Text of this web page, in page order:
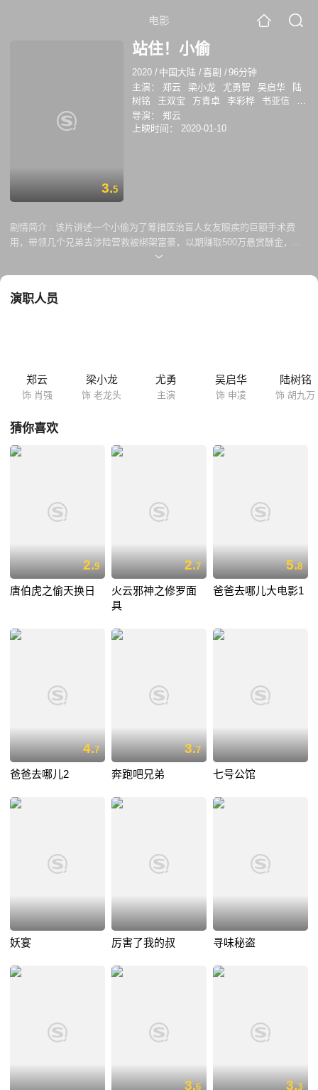
电影
3.5
站住！小偷
2020 / 中国大陆 /喜剧 /96分钟
主演：
郑云 梁小龙 尤勇智 吴启华
陆
树铭
王双宝 方青卓 李彩桦 书亚信
夏
乐
李炳渊
泽东
陆超
导演：
郑云
上映时间：
2020-01-10
剧情简介 : 该片讲述一个小偷为了筹措医治盲人女友眼疾的巨额手术费
用，带领几个兄弟去涉险营救被绑架富豪，以期赚取500万悬赏酬金，在
此过程中遭遇打劫与欺骗，从而引发了一系列啼笑皆非又感人至深的故
演职人员
郑云
饰 肖强
梁小龙
饰 老龙头
尤勇
主演
吴启华
饰 申凌
陆树铭
饰 胡九万
猜你喜欢
2.9
唐伯虎之偷天换日
2.7
火云邪神之修罗面
具
5.8
爸爸去哪儿大电影1
4.7
爸爸去哪儿2
3.7
奔跑吧兄弟 七号公馆
妖宴 厉害了我的叔 寻味秘盗
3.6 3.3